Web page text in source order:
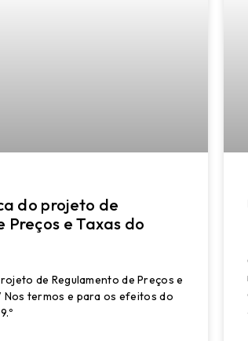
do projeto de
Preços e Taxas do
de Regulamento de Preços e
Nos termos e para os efeitos do